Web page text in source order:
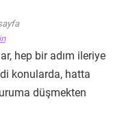
hep bir adım ileriye
konularda, hatta
düşmekten